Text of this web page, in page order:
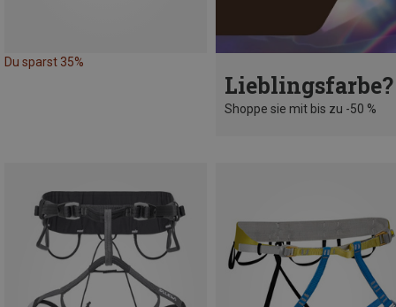
Du sparst 35%
Lieblingsfarbe?
Shoppe sie mit bis zu -50 %